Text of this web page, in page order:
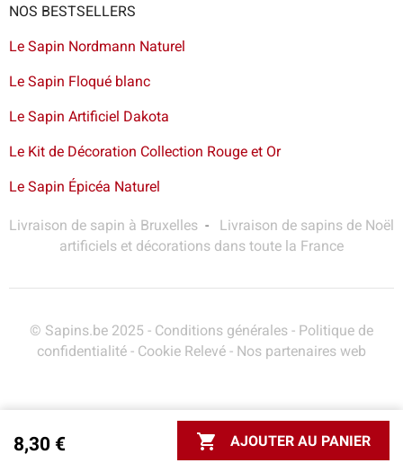
8,30 €  AJOUTER AU PANIER
NOS BESTSELLERS
Le Sapin Nordmann Naturel
Le Sapin Floqué blanc
Le Sapin Artificiel Dakota
Le Kit de Décoration Collection Rouge et Or
Le Sapin Épicéa Naturel
Livraison de sapin à Bruxelles - Livraison de sapins de Noël
artificiels et décorations dans toute la France
© Sapins.be 2025 - Conditions générales - Politique de
confidentialité - Cookie Relevé - Nos partenaires web